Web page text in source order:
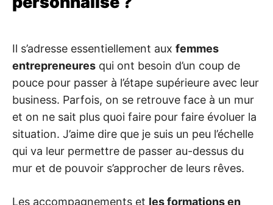
Il s’adresse essentiellement aux femmes
entrepreneures qui ont besoin d’un coup de
pouce pour passer à l’étape supérieure avec leur
business. Parfois, on se retrouve face à un mur
et on ne sait plus quoi faire pour faire évoluer la
situation. J’aime dire que je suis un peu l’échelle
qui va leur permettre de passer au-dessus du
mur et de pouvoir s’approcher de leurs rêves.
Les accompagnements et les formations en